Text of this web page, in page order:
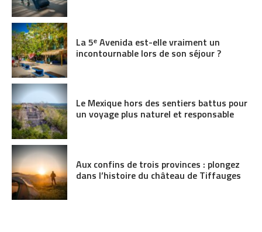
La 5ᵉ Avenida est-elle vraiment un
incontournable lors de son séjour ?
Le Mexique hors des sentiers battus pour
un voyage plus naturel et responsable
Aux confins de trois provinces : plongez
dans l’histoire du château de Tiffauges